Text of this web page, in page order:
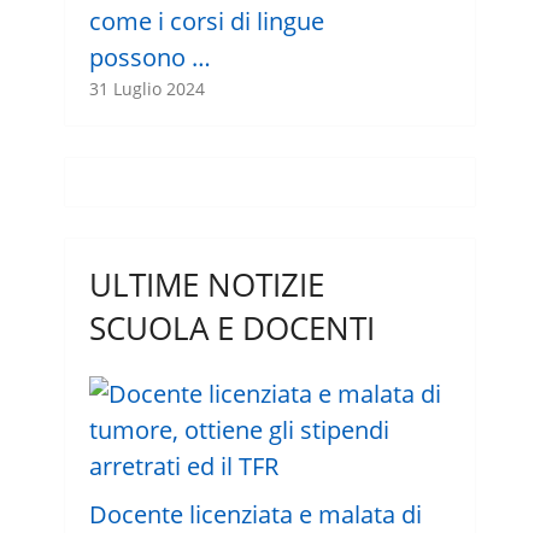
come i corsi di lingue
possono …
31 Luglio 2024
ULTIME NOTIZIE
SCUOLA E DOCENTI
Docente licenziata e malata di